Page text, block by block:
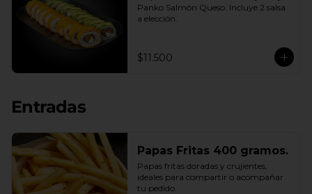
Panko Salmón Queso. Incluye 2 salsa
a elección.
$11.500
Entradas
Papas Fritas 400 gramos.
Papas fritas doradas y crujientes,
ideales para compartir o acompañar
tu pedido.